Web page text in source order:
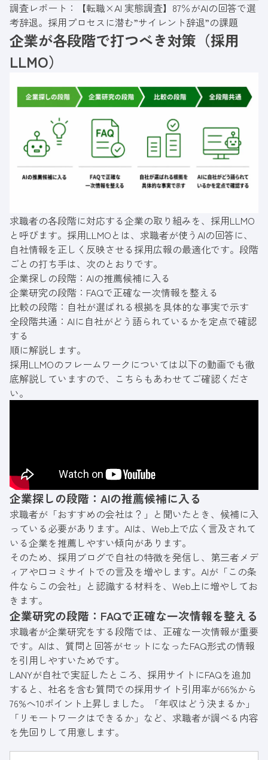
がやるべき4つの対策を解説します。
調査レポート：
【転職×AI 実態調査】87％がAIの回答で選
考辞退。採用プロセスに潜む”サイレント辞退”の課題
企業が各段階で打つべき対策（採用
LLMO）
求職者の各段階に対応する企業の取り組みを、採用LLMO
と呼びます。採用LLMOとは、求職者が使うAIの回答に、
自社情報を正しく反映させる採用広報の最適化です。段階
ごとの打ち手は、次のとおりです。
企業探しの段階：AIの推薦候補に入る
企業研究の段階：FAQで正確な一次情報を整える
比較の段階：自社が選ばれる根拠を具体的な事実で示す
全段階共通：AIに自社がどう語られているかを定点で確認
する
順に解説します。
採用LLMOのフレームワークについては以下の動画でも徹
底解説していますので、こちらもあわせてご確認くださ
い。
企業探しの段階：AIの推薦候補に入る
求職者が「おすすめの会社は？」と聞いたとき、候補に入
っている必要があります。AIは、Web上で広く言及されて
いる企業を推薦しやすい傾向があります。
そのため、採用ブログで自社の特徴を発信し、第三者メデ
ィアや口コミサイトでの言及を増やします。AIが「この条
件ならこの会社」と認識する材料を、Web上に増やしてお
きます。
企業研究の段階：FAQで正確な一次情報を整える
求職者が企業研究をする段階では、正確な一次情報が重要
です。AIは、質問と回答がセットになったFAQ形式の情報
を引用しやすいためです。
LANYが自社で実証したところ、採用サイトにFAQを追加
すると、社名を含む質問での採用サイト引用率が66%から
76%へ10ポイント上昇しました。「年収はどう決まるか」
「リモートワークはできるか」など、求職者が調べる内容
を先回りして用意します。